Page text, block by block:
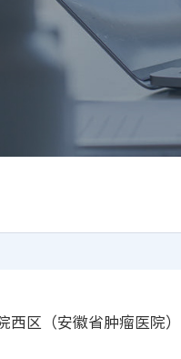
西区（安徽省肿瘤医院